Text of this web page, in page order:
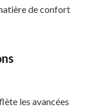
de confort
les avancées